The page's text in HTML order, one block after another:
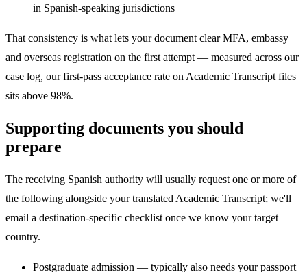
in Spanish-speaking jurisdictions
That consistency is what lets your document clear MFA, embassy
and overseas registration on the first attempt — measured across our
case log, our first-pass acceptance rate on Academic Transcript files
sits above 98%.
Supporting documents you should
prepare
The receiving Spanish authority will usually request one or more of
the following alongside your translated Academic Transcript; we'll
email a destination-specific checklist once we know your target
country.
Postgraduate admission — typically also needs your passport